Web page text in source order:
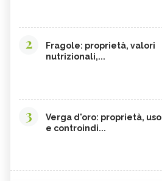
2
Fragole: proprietà, valori
nutrizionali,...
3
Verga d'oro: proprietà, uso
e controindi...